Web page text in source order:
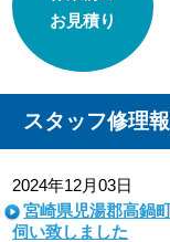
お見積り
スタッフ修理
2024年12月03日
宮崎県児湯郡高鍋
伺い致しました